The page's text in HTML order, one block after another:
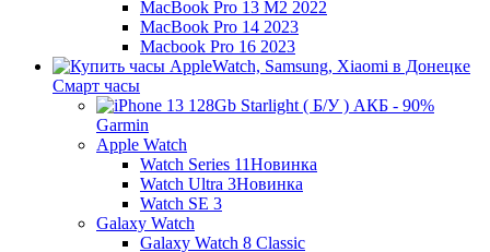
MacBook Pro 13 M2 2022
MacBook Pro 14 2023
Macbook Pro 16 2023
Смарт часы
Garmin
Apple Watch
Watch Series 11Новинка
Watch Ultra 3Новинка
Watch SE 3
Galaxy Watch
Galaxy Watch 8 Classic